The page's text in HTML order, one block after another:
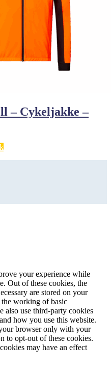
– Cykeljakke –
your experience while
Out of these cookies, the
are stored on your
the working of basic
also use third-party cookies
how you use this website.
browser only with your
to opt-out of these cookies.
may have an effect